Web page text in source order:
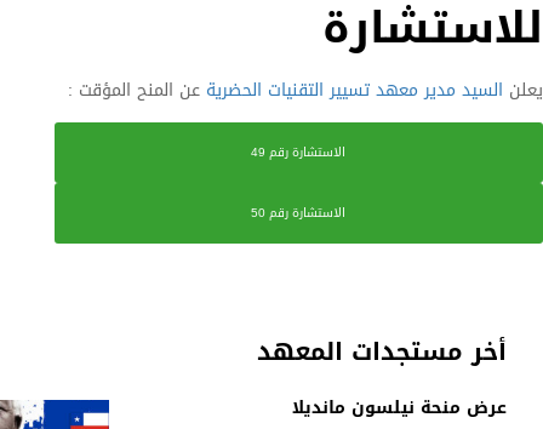
أخر مستجدات المعهد
عرض منحة نيلسون مانديلا
للاستشارة
يعلن السيد مدير معهد تسيير التقنيات الحضرية عن المنح المؤقت :
الاستشارة رقم 49
الاستشارة رقم 50